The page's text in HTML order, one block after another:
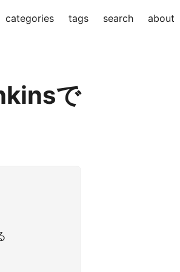
categories tags search about
で